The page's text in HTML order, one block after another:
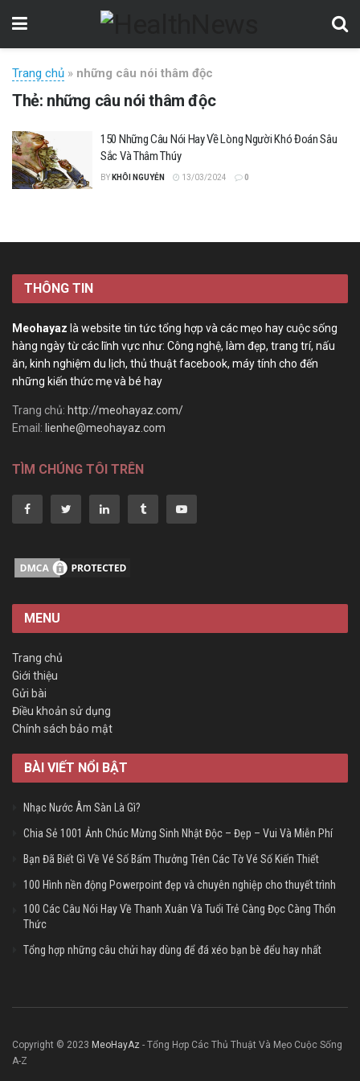
Trang chủ » những câu nói thâm độc
Thẻ: những câu nói thâm độc
150 Những Câu Nói Hay Về Lòng Người Khó Đoán Sâu
Sắc Và Thâm Thúy
BY KHÔI NGUYỄN 13/03/2024 0
THÔNG TIN
Meohayaz là website tin tức tổng hợp và các mẹo hay cuộc sống
hàng ngày từ các lĩnh vực như: Công nghệ, làm đẹp, trang trí, nấu
ăn, kinh nghiệm du lịch, thủ thuật facebook, máy tính cho đến
những kiến thức mẹ và bé hay
Trang chủ: http://meohayaz.com/
Email: lienhe@meohayaz.com
TÌM CHÚNG TÔI TRÊN
MENU
Trang chủ
Giới thiệu
Gửi bài
Điều khoản sử dụng
Chính sách bảo mật
BÀI VIẾT NỔI BẬT
Nhạc Nước Âm Sàn Là Gì?
Chia Sẻ 1001 Ảnh Chúc Mừng Sinh Nhật Độc – Đẹp – Vui Và Miễn Phí
Bạn Đã Biết Gì Về Vé Số Bấm Thưởng Trên Các Tờ Vé Số Kiến Thiết
100 Hình nền động Powerpoint đẹp và chuyên nghiệp cho thuyết trình
100 Các Câu Nói Hay Về Thanh Xuân Và Tuổi Trẻ Càng Đọc Càng Thổn
Thức
Tổng hợp những câu chửi hay dùng để đá xéo bạn bè đểu hay nhất
Copyright © 2023 MeoHayAz - Tổng Hợp Các Thủ Thuật Và Mẹo Cuộc Sống
A-Z